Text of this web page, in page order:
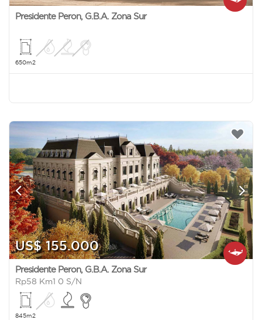
Presidente Peron, G.B.A. Zona Sur
650m2
US$ 155.000
Presidente Peron, G.B.A. Zona Sur
Rp58 Km1 0 S/N
845m2